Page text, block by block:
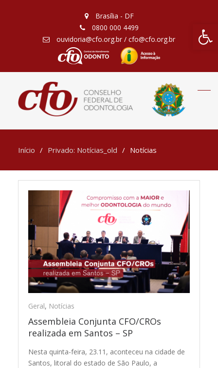
Barra
Brasília - DF
0800 000 4499
ouvidoria@cfo.org.br / cfo@cfo.org.br
Início Privado: Notícias_old Notícias
Geral, Notícias
Assembleia Conjunta CFO/CROs
realizada em Santos – SP
Nesta quinta-feira, 23.11, aconteceu na cidade de
Santos, litoral do estado de São Paulo, a